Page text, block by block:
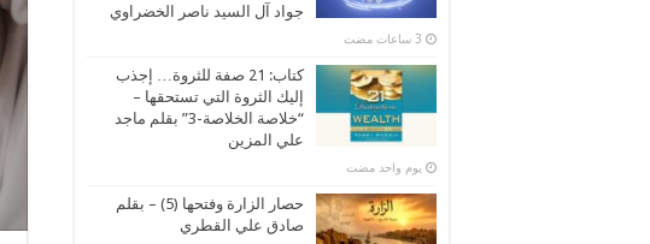
جواد آل السيد ناصر الخضراوي
كتاب: 21 صفة للثروة… إجذب
إليك الثروة التي تستحقها –
“خلاصة الخلاصة-3” بقلم ماجد
علي المزين
‏يوم واحد مضت
حصار الزارة وفتحها (5) – بقلم
صادق علي القطري